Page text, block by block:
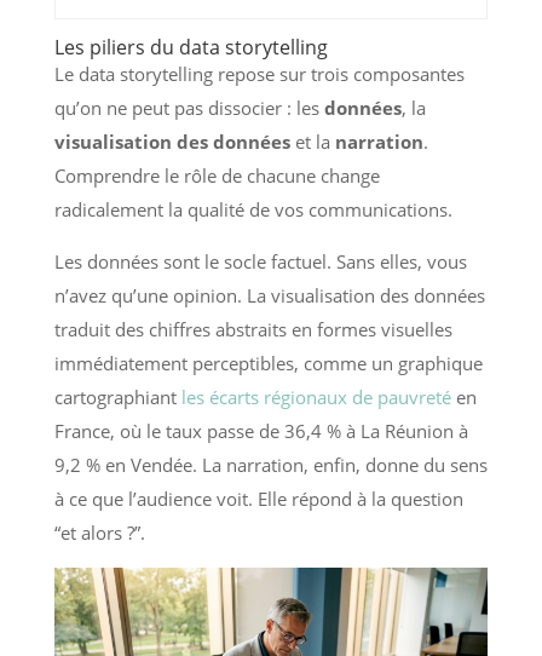
Les piliers du data storytelling
Le data storytelling repose sur trois composantes
qu’on ne peut pas dissocier : les données, la
visualisation des donnéeset la narration.
Comprendre le rôle de chacune change
radicalement la qualité de vos communications.
Les données sont le socle factuel. Sans elles, vous
n’avez qu’une opinion. La visualisation des données
traduit des chiffres abstraits en formes visuelles
immédiatement perceptibles, comme un graphique
cartographiant les écarts régionaux de pauvretéen
France, où le taux passe de 36,4 % à La Réunion à
9,2 % en Vendée. La narration, enfin, donne du sens
à ce que l’audience voit. Elle répond à la question
“et alors ?”.